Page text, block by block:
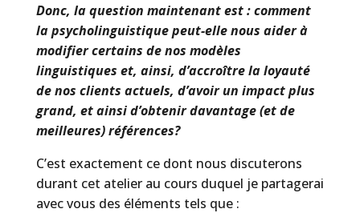
Donc, la question maintenant est : comment
la psycholinguistique peut-elle nous aider à
modifier certains de nos modèles
linguistiques et, ainsi, d’accroître la loyauté
de nos clients actuels, d’avoir un impact plus
grand, et ainsi d’obtenir davantage (et de
meilleures) références?
C’est exactement ce dont nous discuterons
durant cet atelier au cours duquel je partagerai
avec vous des éléments tels que :